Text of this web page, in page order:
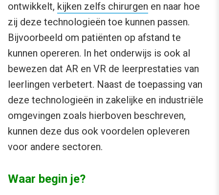
ontwikkelt, kijken zelfs chirurgen en naar hoe
zij deze technologieën toe kunnen passen.
Bijvoorbeeld om patiënten op afstand te
kunnen opereren. In het onderwijs is ook al
bewezen dat AR en VR de leerprestaties van
leerlingen verbetert. Naast de toepassing van
deze technologieën in zakelijke en industriële
omgevingen zoals hierboven beschreven,
kunnen deze dus ook voordelen opleveren
voor andere sectoren.
Waar begin je?